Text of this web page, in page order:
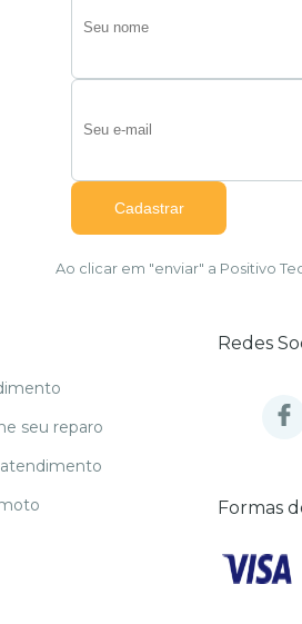
Ao clicar em "enviar" a Positivo
seu reparo
atendimento
Redes
Formas